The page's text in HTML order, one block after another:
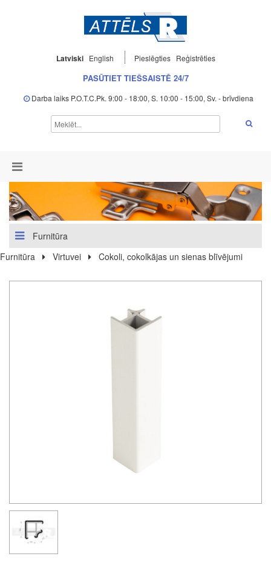
Latviski English Pieslēgties Reģistrēties
PASŪTIET TIEŠSAISTĒ 24/7
Darba laiks P.O.T.C.Pk. 9:00 - 18:00, S. 10:00 - 15:00, Sv. - brīvdiena
Furnitūra
Furnitūra
Virtuvei Cokoli, cokolkājas un sienas blīvējumi